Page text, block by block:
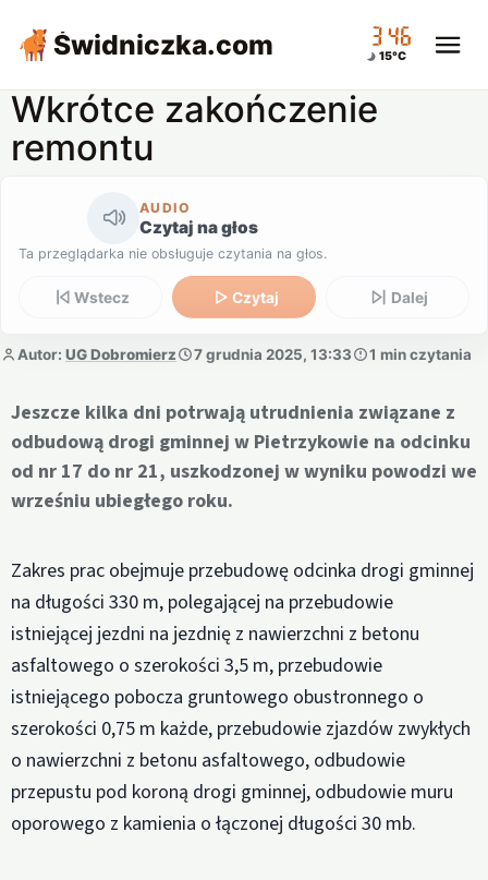
Świdniczka.com 03:46
15°C
Wkrótce zakończenie
remontu
AUDIO
Czytaj na głos
Ta przeglądarka nie obsługuje czytania na głos.
Wstecz Czytaj Dalej
Autor: UG Dobromierz 7 grudnia 2025, 13:33 1 min czytania
Jeszcze kilka dni potrwają utrudnienia związane z
odbudową drogi gminnej w Pietrzykowie na odcinku
od nr 17 do nr 21, uszkodzonej w wyniku powodzi we
wrześniu ubiegłego roku.
Zakres prac obejmuje przebudowę odcinka drogi gminnej
na długości 330 m, polegającej na przebudowie
istniejącej jezdni na jezdnię z nawierzchni z betonu
asfaltowego o szerokości 3,5 m, przebudowie
istniejącego pobocza gruntowego obustronnego o
szerokości 0,75 m każde, przebudowie zjazdów zwykłych
o nawierzchni z betonu asfaltowego, odbudowie
przepustu pod koroną drogi gminnej, odbudowie muru
oporowego z kamienia o łączonej długości 30 mb.